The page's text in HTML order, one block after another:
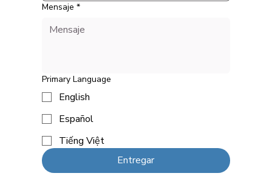
Mensaje *
Primary Language
English
Español
Tiếng Việt
Entregar